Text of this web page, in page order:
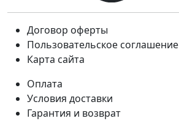
Договор оферты
Пользовательское соглашение
Карта сайта
Оплата
Условия доставки
Гарантия и возврат